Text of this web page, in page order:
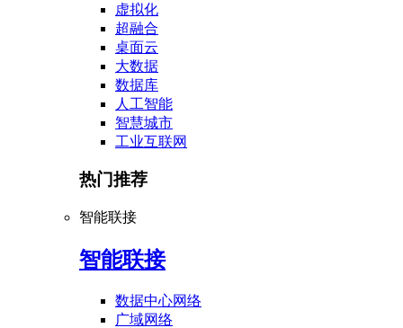
虚拟化
超融合
桌面云
大数据
数据库
人工智能
智慧城市
工业互联网
热门推荐
智能联接
智能联接
数据中心网络
广域网络